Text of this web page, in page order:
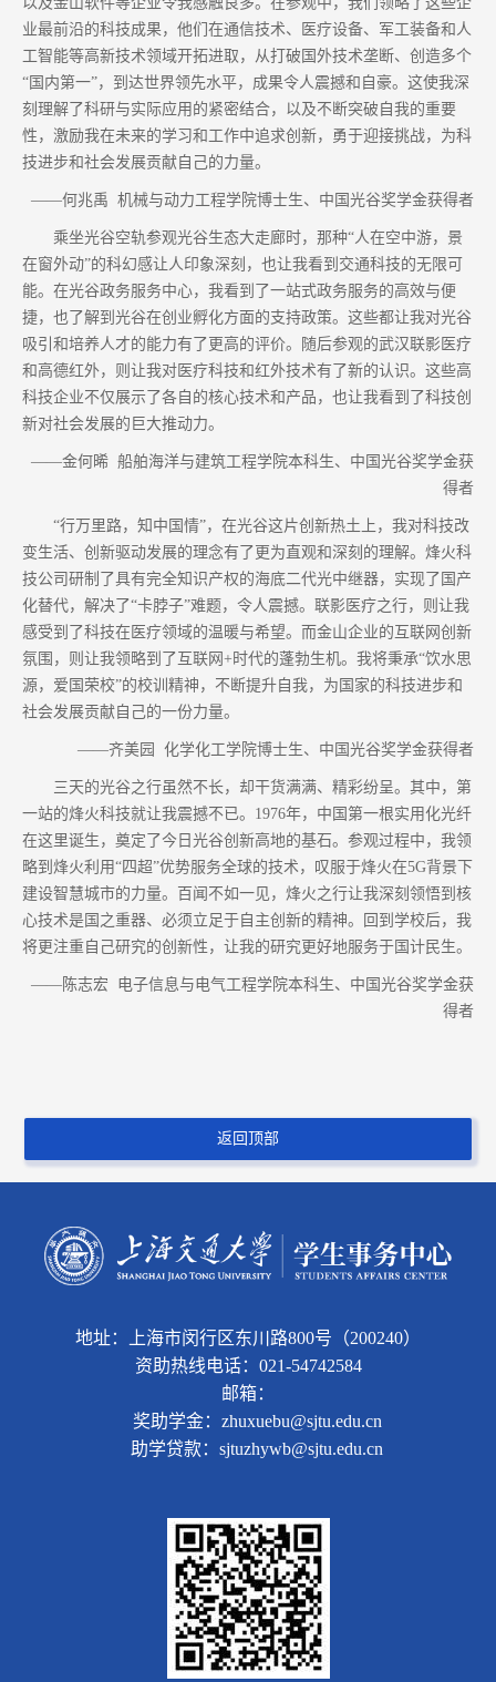
业最前沿的科技成果，他们在通信技术、医疗设备、军工装备和人
工智能等高新技术领域开拓进取，从打破国外技术垄断、创造多个
“国内第一”，到达世界领先水平，成果令人震撼和自豪。这使我深
刻理解了科研与实际应用的紧密结合，以及不断突破自我的重要
性，激励我在未来的学习和工作中追求创新，勇于迎接挑战，为科
技进步和社会发展贡献自己的力量。
——何兆禹 机械与动力工程学院博士生、中国光谷奖学金获得者
乘坐光谷空轨参观光谷生态大走廊时，那种“人在空中游，景
在窗外动”的科幻感让人印象深刻，也让我看到交通科技的无限可
能。在光谷政务服务中心，我看到了一站式政务服务的高效与便
捷，也了解到光谷在创业孵化方面的支持政策。这些都让我对光谷
吸引和培养人才的能力有了更高的评价。随后参观的武汉联影医疗
和高德红外，则让我对医疗科技和红外技术有了新的认识。这些高
科技企业不仅展示了各自的核心技术和产品，也让我看到了科技创
新对社会发展的巨大推动力。
——金何晞 船舶海洋与建筑工程学院本科生、中国光谷奖学金获
得者
“行万里路，知中国情”，在光谷这片创新热土上，我对科技改
变生活、创新驱动发展的理念有了更为直观和深刻的理解。烽火科
技公司研制了具有完全知识产权的海底二代光中继器，实现了国产
化替代，解决了“卡脖子”难题，令人震撼。联影医疗之行，则让我
感受到了科技在医疗领域的温暖与希望。而金山企业的互联网创新
氛围，则让我领略到了互联网+时代的蓬勃生机。我将秉承“饮水思
源，爱国荣校”的校训精神，不断提升自我，为国家的科技进步和
社会发展贡献自己的一份力量。
——齐美园 化学化工学院博士生、中国光谷奖学金获得者
三天的光谷之行虽然不长，却干货满满、精彩纷呈。其中，第
一站的烽火科技就让我震撼不已。1976年，中国第一根实用化光纤
在这里诞生，奠定了今日光谷创新高地的基石。参观过程中，我领
略到烽火利用“四超”优势服务全球的技术，叹服于烽火在5G背景下
建设智慧城市的力量。百闻不如一见，烽火之行让我深刻领悟到核
心技术是国之重器、必须立足于自主创新的精神。回到学校后，我
将更注重自己研究的创新性，让我的研究更好地服务于国计民生。
——陈志宏 电子信息与电气工程学院本科生、中国光谷奖学金获
得者
返回顶部
地址：上海市闵行区东川路800号（200240）
资助热线电话：021-54742584
邮箱：
奖助学金：zhuxuebu@sjtu.edu.cn
助学贷款：sjtuzhywb@sjtu.edu.cn